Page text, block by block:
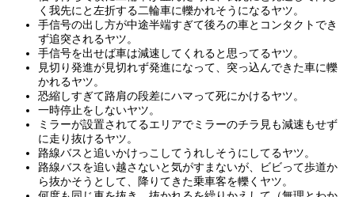
く我先にと左折する二輪車に轢かれそうになるヤツ。
手信号の出し方が中途半端すぎて後ろの車とコンタクトでき
ず追突されるヤツ。
手信号を出せば車は減速してくれると思ってるヤツ。
見切り発進が見切れず発進になって、突っ込んできた車に轢
かれるヤツ。
恐縮しすぎて路肩の段差にハマって死にかけるヤツ。
一時停止をしないヤツ。
ミラーが設置されてるエリアでミラーのチラ見も減速もせず
に走り抜けるヤツ。
路線バスと追いかけっこしてうれしそうにしてるヤツ。
路線バスを追い越さないと気がすまないが、ビビって歩道か
ら抜かそうとして、降りてきた乗車客を轢くヤツ。